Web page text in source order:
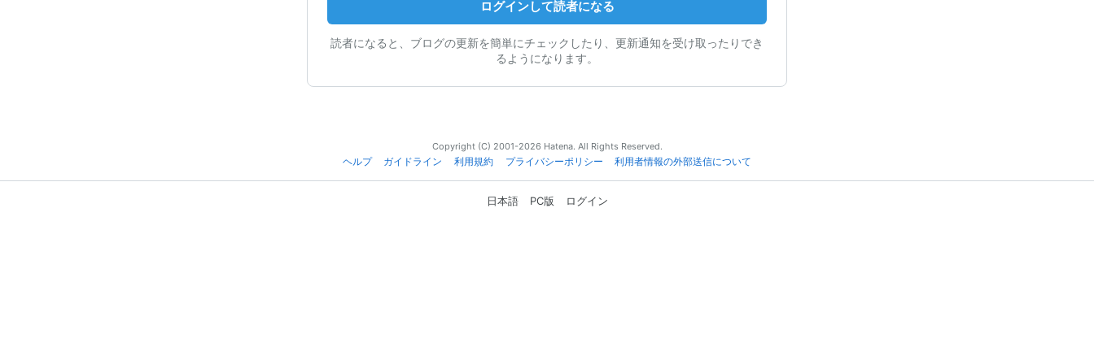
ログインして読者になる
読者になると、ブログの更新を簡単にチェックしたり、更新通知を受け取ったりでき
るようになります。
Copyright (C) 2001-2026 Hatena. All Rights Reserved.
ヘルプ
ガイドライン 利用規約 プライバシーポリシー 利用者情報の外部送信について
日本語 PC版 ログイン